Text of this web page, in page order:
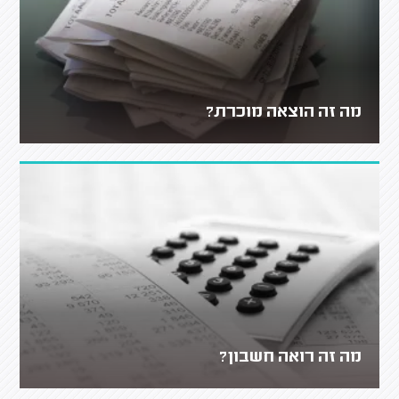
מה זה הוצאה מוכרת?
מה זה רואה חשבון?